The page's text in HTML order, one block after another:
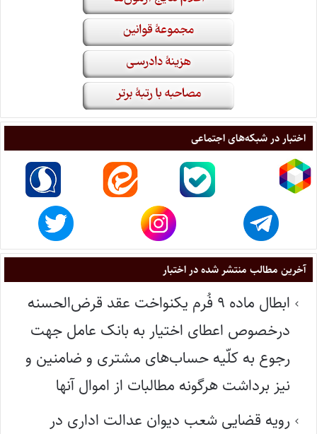
اختبار در شبکه‌های اجتماعی
آخرین مطالب منتشر شده در اختبار
ابطال ماده ۹ فُرم یکنواخت عقد قرض‌الحسنه
درخصوص اعطای اختیار به بانک عامل جهت
رجوع به کلّیه حساب‌های مشتری و ضامنین و
نیز برداشت هرگونه مطالبات از اموال آنها
رویه قضایی شعب دیوان عدالت اداری در